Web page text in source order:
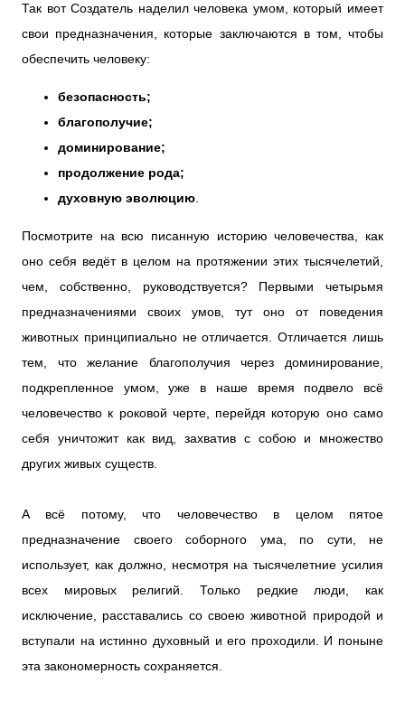
Так вот Создатель наделил человека умом, который имеет
свои предназначения, которые заключаются в том, чтобы
обеспечить человеку:
безопасность;
благополучие;
доминирование;
продолжение рода;
духовную эволюцию
Посмотрите на всю писанную историю человечества, как
оно себя ведёт в целом на протяжении этих тысячелетий,
чем, собственно, руководствуется? Первыми четырьмя
предназначениями своих умов, тут оно от поведения
животных принципиально не отличается. Отличается лишь
тем, что желание благополучия через доминирование,
подкрепленное умом, уже в наше время подвело всё
человечество к роковой черте, перейдя которую оно само
себя уничтожит как вид, захватив с собою и множество
других живых существ.
А всё потому, что человечество в целом пятое
предназначение своего соборного ума, по сути, не
использует, как должно, несмотря на тысячелетние усилия
всех мировых религий. Только редкие люди, как
исключение, расставались со своею животной природой и
вступали на истинно духовный и его проходили. И поныне
эта закономерность сохраняется.